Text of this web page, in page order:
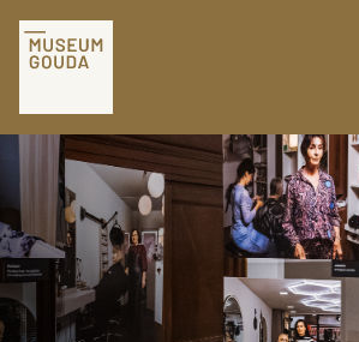
Tickets
Plan je bezoek
Te zien en te doen
Collectie